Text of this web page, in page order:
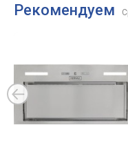
Рекомендуем